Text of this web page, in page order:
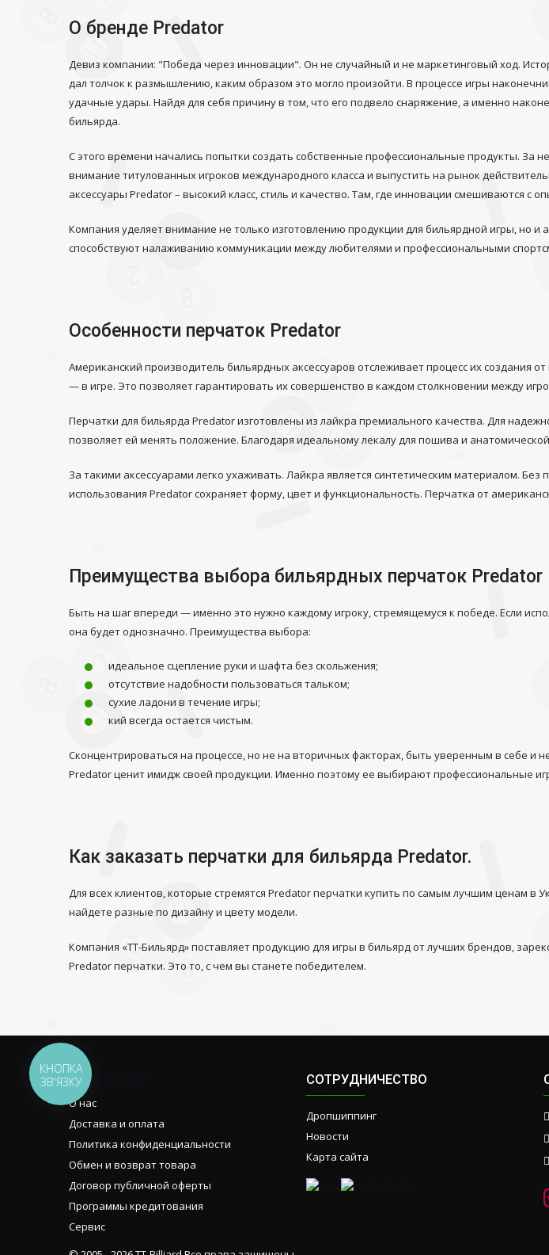
О бренде Predator
Девиз компании: "Победа через инновации". Он не случайный и не маркетинговый ход.
дал толчок к размышлению, каким образом это могло произойти. В процессе игры
удачные удары. Найдя для себя причину в том, что его подвело снаряжение, а именно
бильярда.
С этого времени начались попытки создать собственные профессиональные продукты. За
внимание титулованных игроков международного класса и выпустить на рынок
аксессуары Predator– высокий класс, стиль и качество. Там, где инновации смешиваются с
Компания уделяет внимание не только изготовлению продукции для бильярдной игры, но
способствуют налаживанию коммуникации между любителями и профессиональными
Особенности перчаток Predator
Американский производитель бильярдных аксессуаров отслеживает процесс их создания
— в игре. Это позволяет гарантировать их совершенство в каждом столкновении между
Перчатки для бильярда Predatorизготовлены из лайкра премиального качества. Для
позволяет ей менять положение. Благодаря идеальному лекалу для пошива и
За такими аксессуарами легко ухаживать. Лайкра является синтетическим материалом.
использования Predator сохраняет форму, цвет и функциональность. Перчатка от
Преимущества выбора бильярдных перчаток Predator
Быть на шаг впереди — именно это нужно каждому игроку, стремящемуся к победе. Если
она будет однозначно. Преимущества выбора:
идеальное сцепление руки и шафта без скольжения;
отсутствие надобности пользоваться тальком;
сухие ладони в течение игры;
кий всегда остается чистым.
Сконцентрироваться на процессе, но не на вторичных факторах, быть уверенным в себе и
Predator ценит имидж своей продукции. Именно поэтому ее выбирают профессиональные
Как заказать перчатки для бильярда Predator.
Для всех клиентов, которые стремятся Predator перчатки купить по самым лучшим ценам в
найдете разные по дизайну и цвету модели.
Компания «ТТ-Бильярд» поставляет продукцию для игры в бильярд от лучших брендов,
Predator перчатки. Это то, с чем вы станете победителем.
О нас
Доставка и оплата
Политика конфиденциальности
Обмен и возврат товара
Договор публичной оферты
Программы кредитования
Сервис
СОТРУДНИЧЕСТВО
Дропшиппинг
Новости
Карта сайта
КНОПКА
ЗВ'ЯЗКУ